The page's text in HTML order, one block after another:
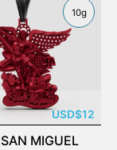
10g
USD$12
MIGUEL